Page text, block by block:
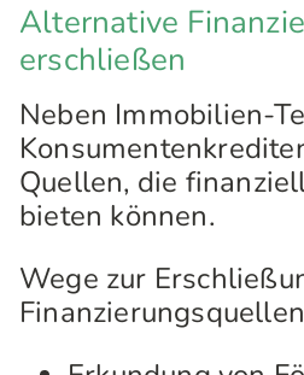
Alternative
erschließen
Neben Immobilien-
Quellen, die
bieten können.
Wege zur